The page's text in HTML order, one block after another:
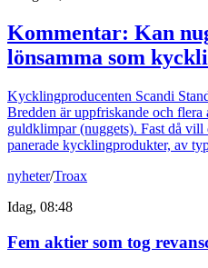
Kommentar: Kan
lönsamma som
Kycklingproducenten Scandi
Bredden är uppfriskande och
guldklimpar (nuggets). Fast då vill
panerade kycklingprodukter, av
nyheter/Troax
Idag, 08:48
Fem aktier som tog